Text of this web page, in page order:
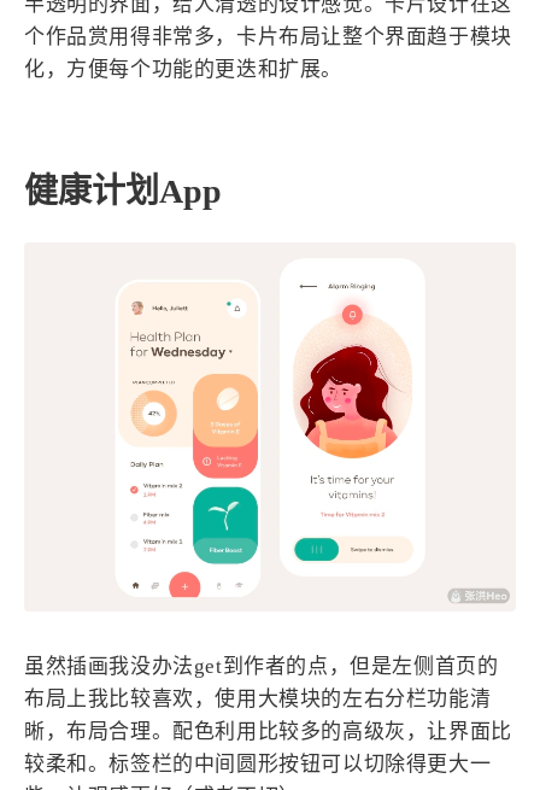
个作品赏用得非常多，卡片布局让整个界面趋于模块
化，方便每个功能的更迭和扩展。
健康计划App
虽然插画我没办法get到作者的点，但是左侧首页的
布局上我比较喜欢，使用大模块的左右分栏功能清
晰，布局合理。配色利用比较多的高级灰，让界面比
较柔和。标签栏的中间圆形按钮可以切除得更大一